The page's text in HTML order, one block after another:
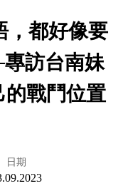
，都好像要​​
訪台南妹
的戰鬥位置
日期